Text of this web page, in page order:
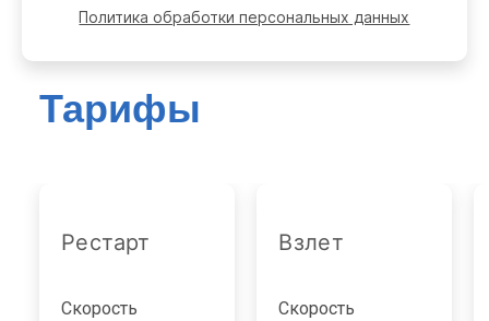
Политика обработки персональных данных
Тарифы
Рестарт
Скорость
Взлет
Скорость